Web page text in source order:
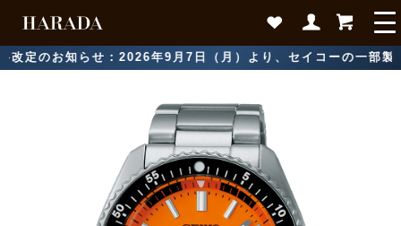
のお知らせ：2026年9月7日（月）より、セイコーの一部製品に